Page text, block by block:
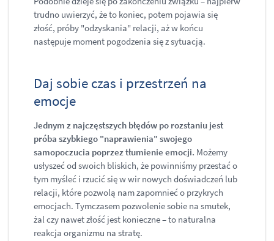
trudno uwierzyć, że to koniec, potem pojawia się
złość, próby "odzyskania" relacji, aż w końcu
następuje moment pogodzenia się z sytuacją.
Daj sobie czas i przestrzeń na
emocje
Jednym z najczęstszych błędów po rozstaniu jest
próba szybkiego "naprawienia" swojego
samopoczucia poprzez tłumienie emocji. Możemy
usłyszeć od swoich bliskich, że powinniśmy przestać o
tym myśleć i rzucić się w wir nowych doświadczeń lub
relacji, które pozwolą nam zapomnieć o przykrych
emocjach. Tymczasem pozwolenie sobie na smutek,
żal czy nawet złość jest konieczne – to naturalna
reakcja organizmu na stratę.